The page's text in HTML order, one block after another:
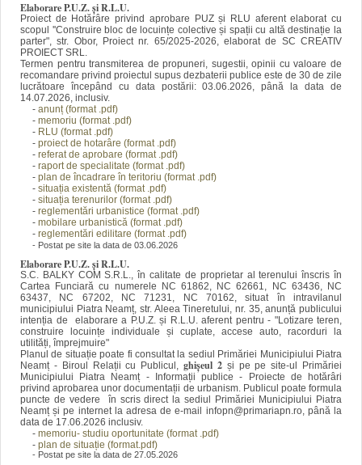
Elaborare P.U.Z. și R.L.U.
Proiect de Hotărâre privind aprobare PUZ și RLU aferent elaborat cu
scopul ''Construire bloc de locuințe colective și spații cu altă destinație la
parter", str. Obor, Proiect nr. 65/2025-2026, elaborat de SC CREATIV
PROIECT SRL.
Termen pentru transmiterea de propuneri, sugestii, opinii cu valoare de
recomandare privind proiectul supus dezbaterii publice este de 30 de zile
lucrătoare începând cu data postării: 03.06.2026, până la data de
14.07.2026, inclusiv.
- anunț (format.pdf)
- memoriu (format .pdf)
- RLU (format .pdf)
- proiect de hotarâre (format .pdf)
- referat de aprobare (format .pdf)
- raport de specialitate (format .pdf)
- plan de încadrare în teritoriu (format .pdf)
- situația existentă (format .pdf)
- situația terenurilor (format .pdf)
- reglementări urbanistice (format .pdf)
- mobilare urbanistică (format .pdf)
- reglementări edilitare (format .pdf)
- Postat pe site la data de 03.06.2026
Elaborare P.U.Z. și R.L.U.
S.C. BALKY COM S.R.L., în calitate de proprietar al terenului înscris în
Cartea Funciară cu numerele NC 61862, NC 62661, NC 63436, NC
63437, NC 67202, NC 71231, NC 70162, situat în intravilanul
municipiului Piatra Neamț, str. Aleea Tineretului, nr. 35,anunță publicului
intenția de elaborare a P.U.Z. și R.L.U. aferent pentru - "Lotizare teren,
construire locuințe individuale și cuplate, accese auto, racorduri la
utilități, împrejmuire"
Planul de situație poate fi consultat la sediul Primăriei Municipiului Piatra
Neamț - Biroul Relații cu Publicul, ghișeul 2și pe pe site-ul Primăriei
Municipiului Piatra Neamț - Informații publice - Proiecte de hotărâri
privind aprobarea unor documentații de urbanism. Publicul poate formula
puncte de vedere în scris direct la sediul Primăriei Municipiului Piatra
Neamț și pe internet la adresa de e-mail infopn@primariapn.ro, până la
data de 17.06.2026 inclusiv.
- memoriu- studiu oportunitate (format .pdf)
- plan de situație (format.pdf)
- Postat pe site la data de 27.05.2026